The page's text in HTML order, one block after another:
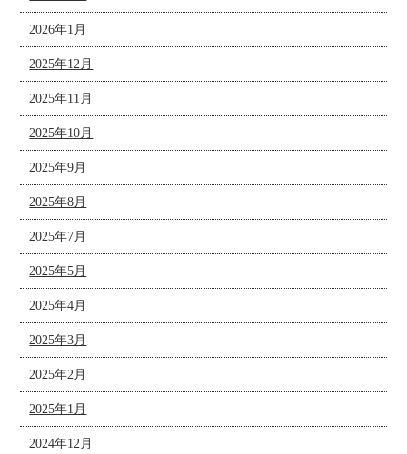
2026年1月
2025年12月
2025年11月
2025年10月
2025年9月
2025年8月
2025年7月
2025年5月
2025年4月
2025年3月
2025年2月
2025年1月
2024年12月